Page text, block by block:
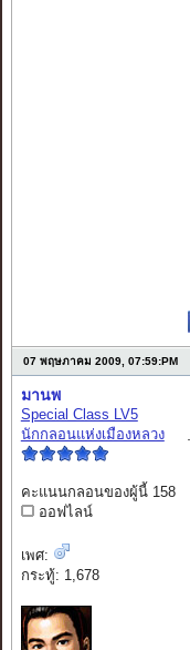
07 พฤษภาคม 2009, 07:59:PM
มานพ
Special Class LV5
นักกลอนแห่งเมืองหลวง
คะแนนกลอนของผู้นี้ 158
ออฟไลน์
เพศ:
กระทู้: 1,678